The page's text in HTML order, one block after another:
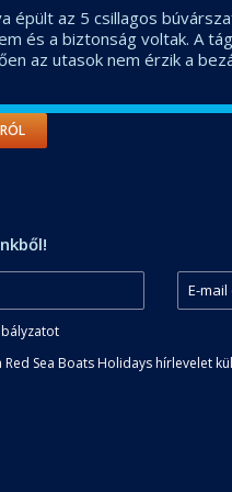
épült az 5 csillagos
és a biztonság voltak. A
az utasok nem érzik a
Sea Boats Holidays hírlevelet